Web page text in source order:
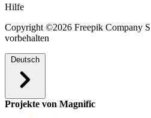
Hilfe
Copyright ©2026 Freepik Company
vorbehalten
Deutsch
Projekte von Magnific